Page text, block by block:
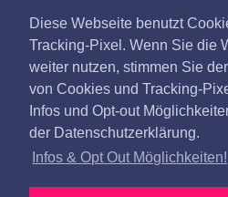
Diese Webseite benutzt
Tracking-Pixel. Wenn Sie die
weiter nutzen, stimmen Sie
von Cookies und Tracking-
Infos und Opt-out
der Datenschutzerklärung.
Infos & Opt Out Möglichkeiten!
Kommentare-Feed
Google Analytics deaktivieren